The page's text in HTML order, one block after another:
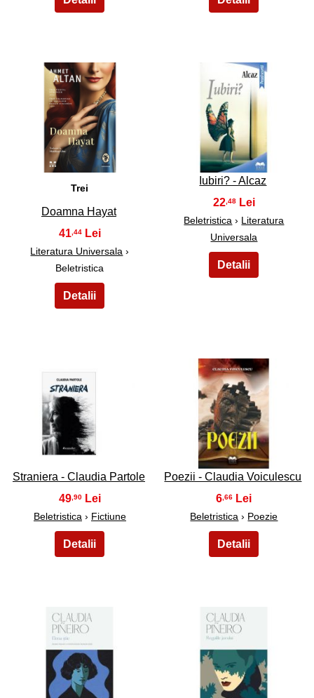
5
Trei
Doamna Hayat
41 ,44
Literatura Universala ›
Beletristica
6
Iubiri? - Alcaz
22 ,48
Beletristica › Literatura
Universala
7
Straniera - Claudia Partole
49,90
Beletristica › Fictiune
8
Poezii - Claudia Voiculescu
6 ,66
Beletristica › Poezie
9 10